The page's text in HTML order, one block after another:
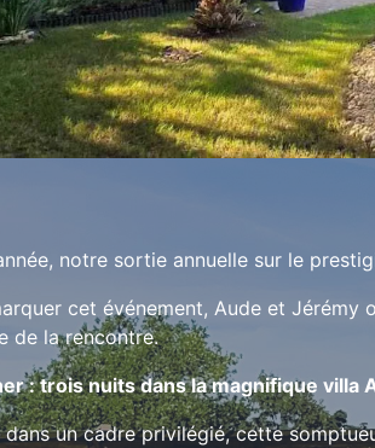
notre sortie annuelle sur le
cet événement, Aude et
de la rencontre.
: trois nuits dans la magnifique villa
dans un cadre privilégié, cette